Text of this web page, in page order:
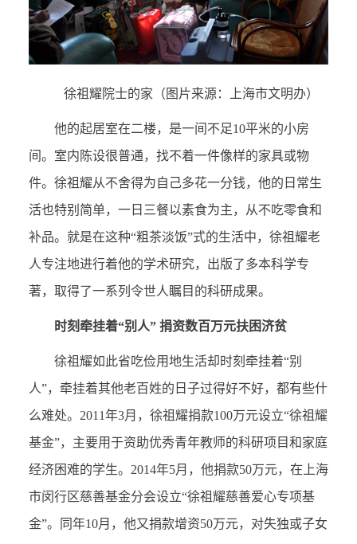
徐祖耀院士的家（图片来源：上海市文明办）
他的起居室在二楼，是一间不足10平米的小房
间。室内陈设很普通，找不着一件像样的家具或物
件。徐祖耀从不舍得为自己多花一分钱，他的日常生
活也特别简单，一日三餐以素食为主，从不吃零食和
补品。就是在这种“粗茶淡饭”式的生活中，徐祖耀老
人专注地进行着他的学术研究，出版了多本科学专
著，取得了一系列令世人瞩目的科研成果。
时刻牵挂着“别人” 捐资数百万元扶困济贫
徐祖耀如此省吃俭用地生活却时刻牵挂着“别
人”，牵挂着其他老百姓的日子过得好不好，都有些什
么难处。2011年3月，徐祖耀捐款100万元设立“徐祖耀
基金”，主要用于资助优秀青年教师的科研项目和家庭
经济困难的学生。2014年5月，他捐款50万元，在上海
市闵行区慈善基金分会设立“徐祖耀慈善爱心专项基
金”。同年10月，他又捐款增资50万元，对失独或子女